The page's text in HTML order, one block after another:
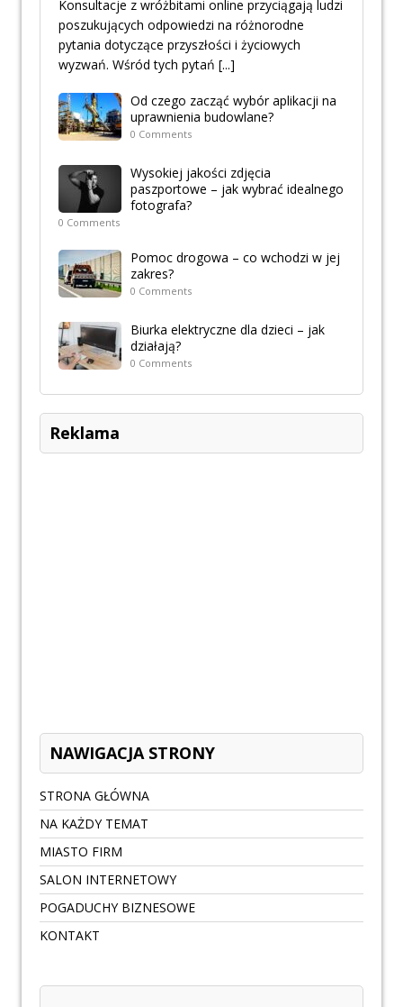
Konsultacje z wróżbitami online przyciągają ludzi
poszukujących odpowiedzi na różnorodne
pytania dotyczące przyszłości i życiowych
wyzwań. Wśród tych pytań [...]
Od czego zacząć wybór aplikacji na
uprawnienia budowlane?
0 Comments
Wysokiej jakości zdjęcia
paszportowe – jak wybrać idealnego
fotografa?
0 Comments
Pomoc drogowa – co wchodzi w jej
zakres?
0 Comments
Biurka elektryczne dla dzieci – jak
działają?
0 Comments
Reklama
NAWIGACJA STRONY
STRONA GŁÓWNA
NA KAŻDY TEMAT
MIASTO FIRM
SALON INTERNETOWY
POGADUCHY BIZNESOWE
KONTAKT